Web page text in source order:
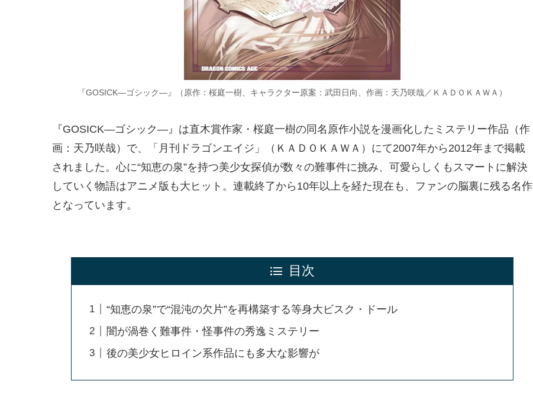
『GOSICK―ゴシック―』（原作：桜庭一樹、キャラクター原案：武田日向、作画：天乃咲哉／ＫＡＤＯＫＡＷＡ）
『GOSICK―ゴシック―』は直木賞作家・桜庭一樹の同名原作小説を漫画化したミステリー作品（作
画：天乃咲哉）で、「月刊ドラゴンエイジ」（ＫＡＤＯＫＡＷＡ）にて2007年から2012年まで掲載
されました。心に“知恵の泉”を持つ美少女探偵が数々の難事件に挑み、可愛らしくもスマートに解決
していく物語はアニメ版も大ヒット。連載終了から10年以上を経た現在も、ファンの脳裏に残る名作
となっています。
目次
“知恵の泉”で“混沌の欠片”を再構築する等身大ビスク・ドール
闇が渦巻く難事件・怪事件の秀逸ミステリー
後の美少女ヒロイン系作品にも多大な影響が